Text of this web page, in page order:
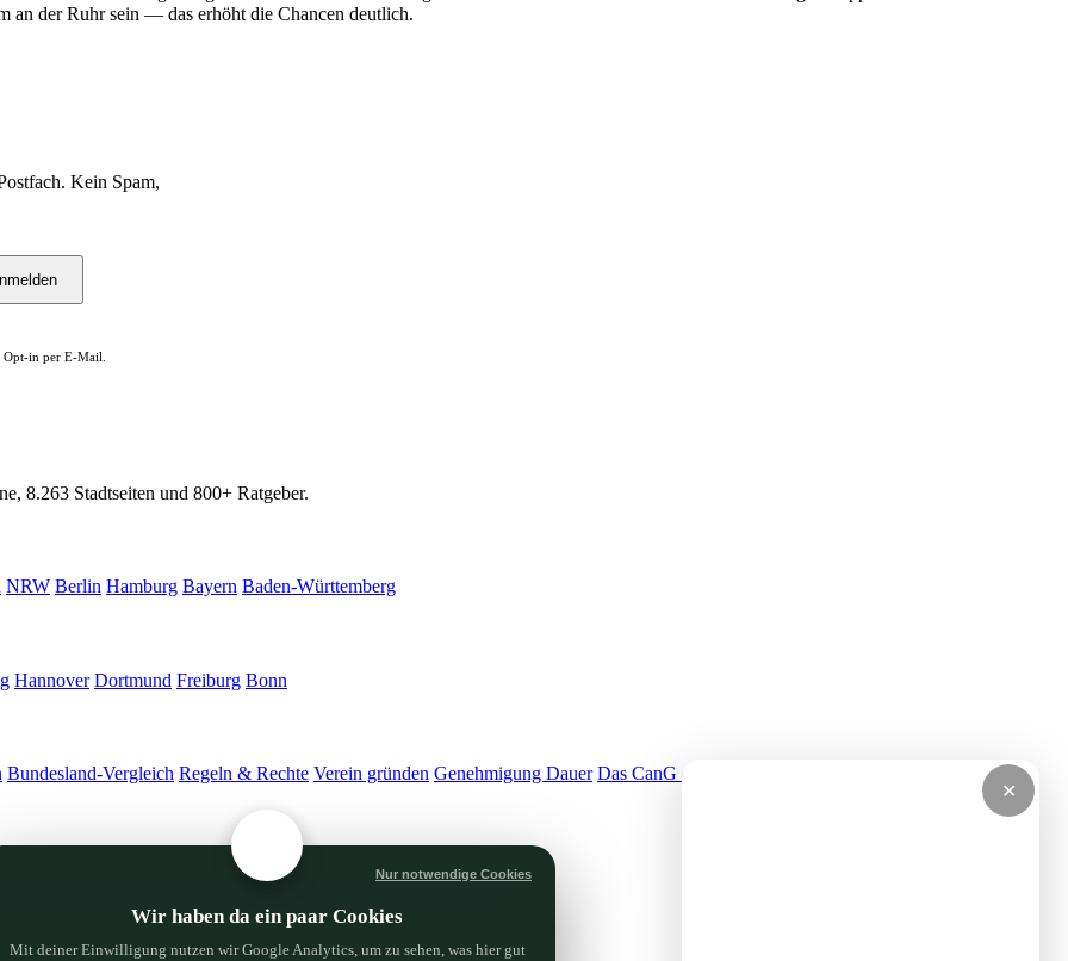
an der Ruhr sein — das erhöht die Chancen deutlich.
Nur notwendige Cookies
Wir haben da ein paar Cookies
Mit deiner Einwilligung nutzen wir Google Analytics, um zu sehen, was hier gut
Kein Spam,
in per E-Mail.
8.263 Stadtseiten und 800+ Ratgeber.
NRW Berlin Hamburg Bayern Baden-Württemberg
Hannover Dortmund Freiburg Bonn
Bundesland-Vergleich Regeln & Rechte Verein gründen Genehmigung Dauer Das CanG erklärt
FAQ
✕